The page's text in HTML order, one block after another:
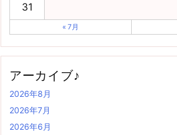
31
« 7月
アーカイブ♪
2026年8月
2026年7月
2026年6月